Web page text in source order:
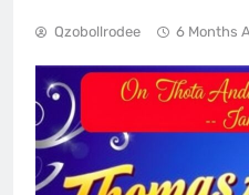
Qzobollrodee 6 Months